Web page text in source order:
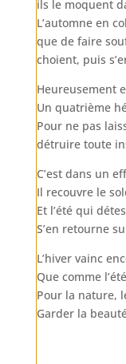
ils le moquent
L’automne en
que de faire
choient, puis
Heureusement
Un quatrième
Pour ne pas
détruire toute
C’est dans un
Il recouvre le
Et l’été qui
S’en retourne
L’hiver vainc
Que comme
Pour la nature,
Garder la